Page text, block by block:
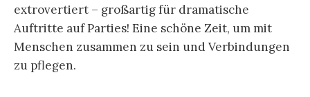
extrovertiert – großartig für dramatische
Auftritte auf Parties! Eine schöne Zeit, um mit
Menschen zusammen zu sein und Verbindungen
zu pflegen.